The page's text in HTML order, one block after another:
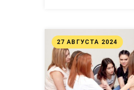
27 АВГУСТА 2024